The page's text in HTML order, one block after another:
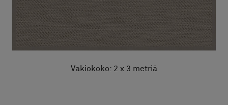
Vakiokoko: 2 x 3 metriä